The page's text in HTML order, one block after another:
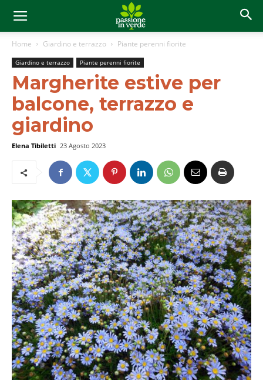
Home Giardino e terrazzo Piante perenni fiorite
Giardino e terrazzo Piante perenni fiorite
Margherite estive per
balcone, terrazzo e
giardino
Elena Tibiletti 23 Agosto 2023